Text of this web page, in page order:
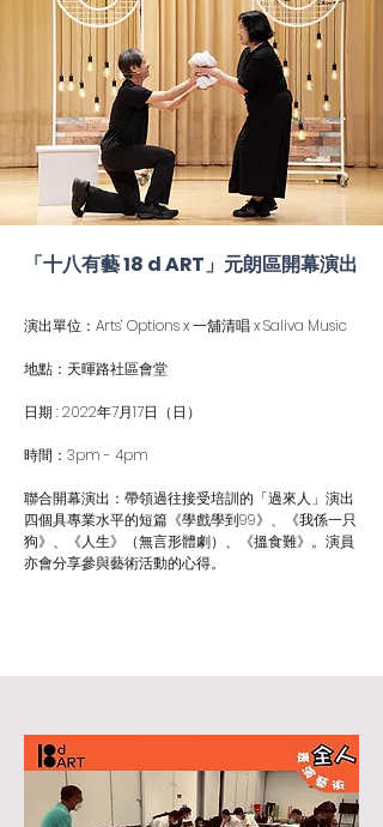
「十八有藝 18 d ART」元朗區開幕演出
演出單位：Arts’ Options x 一舖清唱 x Saliva Music
地點：天暉路社區會堂
日期 : 2022年7月17日（日）
時間：3pm - 4pm
聯合開幕演出：帶領過往接受培訓的「過來人」演出
四個具專業水平的短篇《學戲學到99》、《我係一只
狗》、《人生》（無言形體劇）、《搵食難》。演員
亦會分享參與藝術活動的心得。